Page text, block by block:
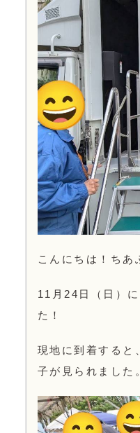
こんにちは！ちあ
11月24日（日）
た！
現地に到着すると
子が見られました